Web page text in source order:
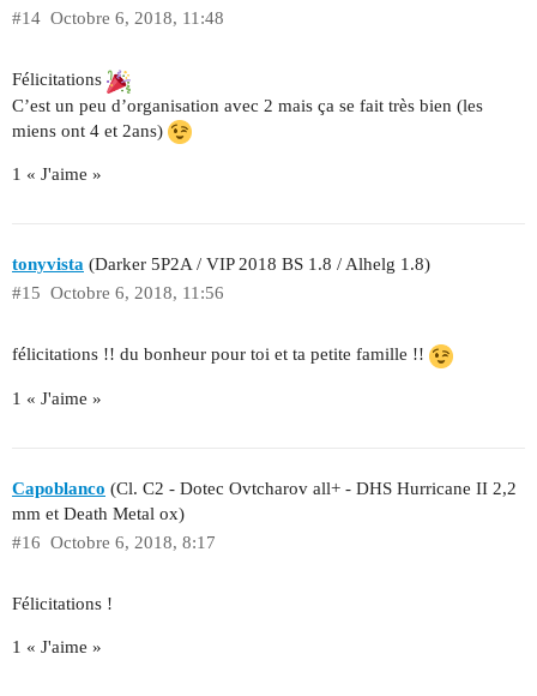
Octobre 6, 2018, 11:48
#14
Félicitations
C’est un peu d’organisation avec 2 mais ça se fait très bien (les
miens ont 4 et 2ans)
1 « J'aime »
tonyvista (Darker 5P2A / VIP 2018 BS 1.8 / Alhelg 1.8)
Octobre 6, 2018, 11:56
#15
félicitations !! du bonheur pour toi et ta petite famille !!
1 « J'aime »
Capoblanco (Cl. C2 - Dotec Ovtcharov all+ - DHS Hurricane II 2,2
mm et Death Metal ox)
Octobre 6, 2018, 8:17
#16
Félicitations !
1 « J'aime »